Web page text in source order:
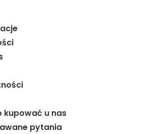
kupować u nas
pytania